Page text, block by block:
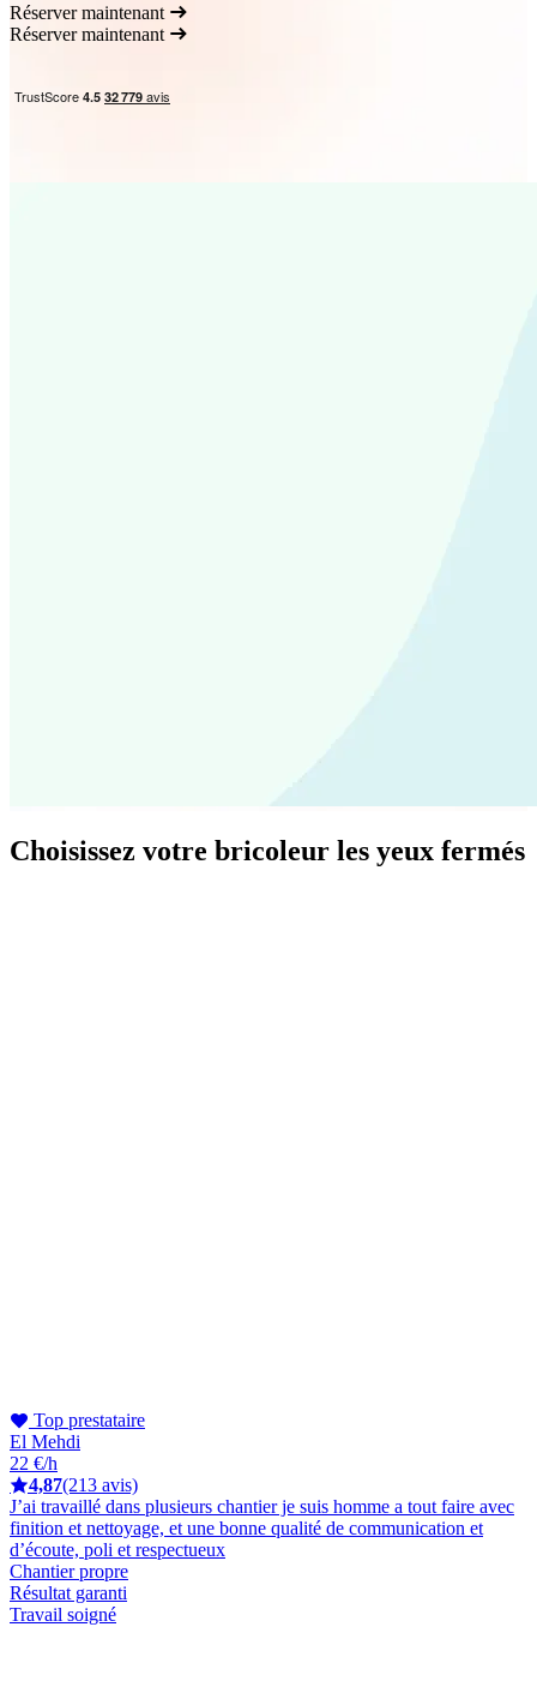
Réserver maintenant
Réserver maintenant
Choisissez votre bricoleur les yeux fermés
Top prestataire
El Mehdi
22 €/h
4,87(213 avis)
J’ai travaillé dans plusieurs chantier je suis homme a tout faire avec
finition et nettoyage, et une bonne qualité de communication et
d’écoute, poli et respectueux
Chantier propre
Résultat garanti
Travail soigné